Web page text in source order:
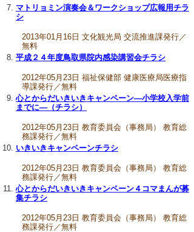
マトリョミン演奏会＆ワークショップ広報用チラ
シ
2013年01月16日 文化観光局 交流推進課発行／
無料
平成２４年度鳥取県院内感染講習会チラシ
2012年05月23日 福祉保健部 健康医療局医療指
導課発行／無料
心とからだいきいきキャンペーン―小学校入学前
までに―（チラシ）
2012年05月23日 教育委員会（事務局） 教育総
務課発行／無料
いきいきキャンペーンチラシ
2012年05月23日 教育委員会（事務局） 教育総
務課発行／無料
心とからだいきいきキャンペーン４コマまんが募
集チラシ
2012年05月23日 教育委員会（事務局） 教育総
務課発行／無料